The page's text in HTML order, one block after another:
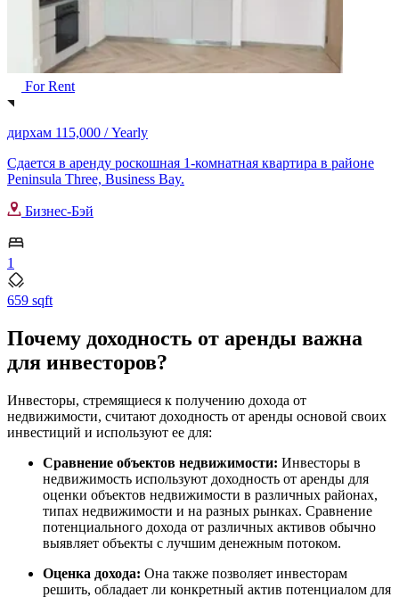
For Rent
дирхам 115,000 /Yearly
Сдается в аренду роскошная 1-комнатная квартира в районе
Peninsula Three, Business Bay.
Бизнес-Бэй
1
659 sqft
Почему доходность от аренды важна
для инвесторов?
Инвесторы, стремящиеся к получению дохода от
недвижимости, считают доходность от аренды основой своих
инвестиций и используют ее для:
Сравнение объектов недвижимости: Инвесторы в
недвижимость используют доходность от аренды для
оценки объектов недвижимости в различных районах,
типах недвижимости и на разных рынках. Сравнение
потенциального дохода от различных активов обычно
выявляет объекты с лучшим денежным потоком.
Оценка дохода: Она также позволяет инвесторам
решить, обладает ли конкретный актив потенциалом для